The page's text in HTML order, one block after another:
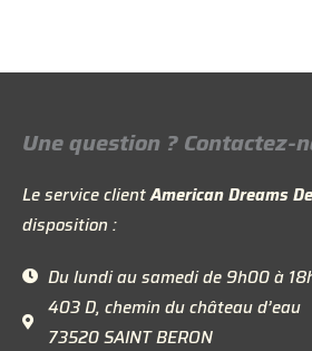
Une question ? Contactez-
Le service clientAmerican Dreams
disposition :
Du lundi au samedi de 9h00 à
403 D, chemin du château d’eau
73520 SAINT BERON